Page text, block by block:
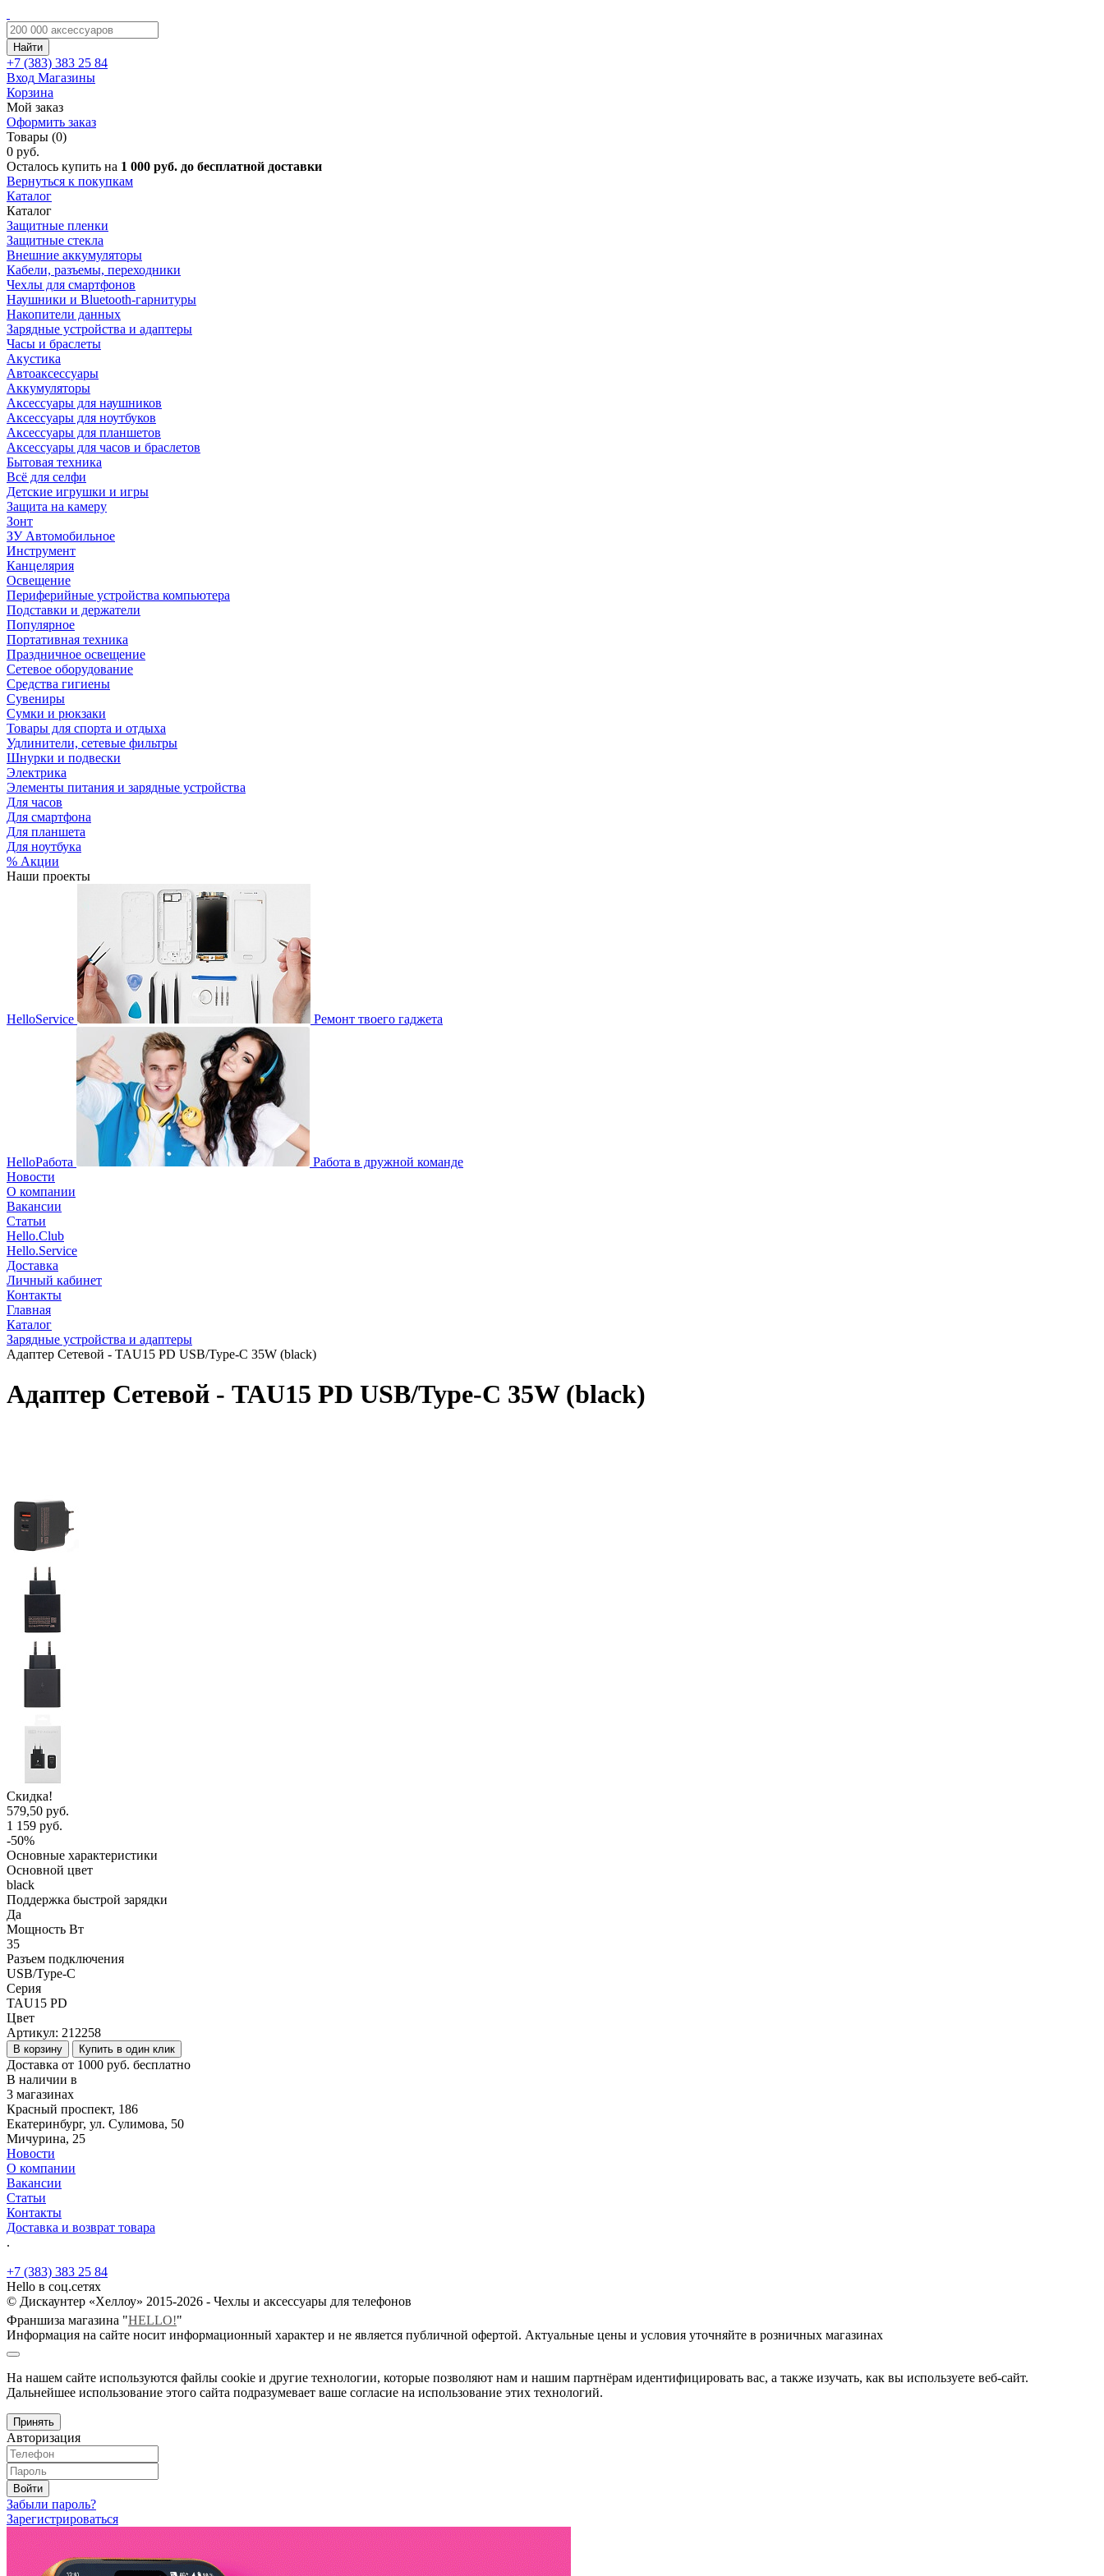
Найти
+7 (383) 383 25 84
Вход Магазины
Корзина
Мой заказ
Оформить заказ
Товары (0)
0 руб.
Осталось купить на 1 000 руб. до бесплатной доставки
Вернуться к покупкам
Каталог
Каталог
Защитные пленки
Защитные стекла
Внешние аккумуляторы
Кабели, разъемы, переходники
Чехлы для смартфонов
Наушники и Bluetooth-гарнитуры
Накопители данных
Зарядные устройства и адаптеры
Часы и браслеты
Акустика
Автоаксессуары
Аккумуляторы
Аксессуары для наушников
Аксессуары для ноутбуков
Аксессуары для планшетов
Аксессуары для часов и браслетов
Бытовая техника
Всё для селфи
Детские игрушки и игры
Защита на камеру
Зонт
ЗУ Автомобильное
Инструмент
Канцелярия
Освещение
Периферийные устройства компьютера
Подставки и держатели
Популярное
Портативная техника
Праздничное освещение
Сетевое оборудование
Средства гигиены
Сувениры
Сумки и рюкзаки
Товары для спорта и отдыха
Удлинители, сетевые фильтры
Шнурки и подвески
Электрика
Элементы питания и зарядные устройства
Для часов
Для смартфона
Для планшета
Для ноутбука
% Акции
Наши проекты
HelloService Ремонт твоего гаджета
HelloРабота
Работа в дружной команде
Новости
О компании
Вакансии
Статьи
Hello.Club
Hello.Service
Доставка
Личный кабинет
Контакты
Главная
Каталог
Зарядные устройства и адаптеры
Адаптер Сетевой - TAU15 PD USB/Type-C 35W (black)
Адаптер Сетевой - TAU15 PD USB/Type-C 35W (black)
Скидка!
579,50 руб.
1 159 руб.
-50%
Основные характеристики
Основной цвет
black
Поддержка быстрой зарядки
Да
Мощность Вт
35
Разъем подключения
USB/Type-C
Серия
TAU15 PD
Цвет
Артикул: 212258
В корзину Купить в один клик
Доставка от 1000 руб. бесплатно
В наличии в
3 магазинах
Красный проспект, 186
Екатеринбург, ул. Сулимова, 50
Мичурина, 25
Новости
О компании
Вакансии
Статьи
Контакты
Доставка и возврат товара
.
+7 (383) 383 25 84
Hello в соц.сетях
© Дискаунтер «Хеллоу» 2015-2026 - Чехлы и аксессуары для телефонов
Франшиза магазина "HELLO!"
Информация на сайте носит информационный характер и не является публичной офертой. Актуальные цены и условия уточняйте в розничных магазинах
На нашем сайте используются файлы cookie и другие технологии, которые позволяют нам и нашим партнёрам идентифицировать вас, а также изучать, как вы используете веб-сайт.
Дальнейшее использование этого сайта подразумевает ваше согласие на использование этих технологий.
Принять
Авторизация
Войти
Забыли пароль?
Зарегистрироваться